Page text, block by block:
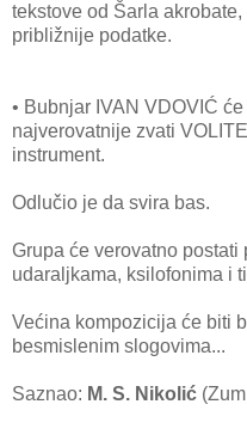
tekstove od Šarla
približnije podatke.
• Bubnjar IVAN VDOVIĆ
najverovatnije zvati
instrument.
Odlučio je da svira bas.
Grupa će verovatno
udaraljkama, ksilofonima i
Većina kompozicija će biti
besmislenim slogovima...
Saznao: M. S. Nikolić